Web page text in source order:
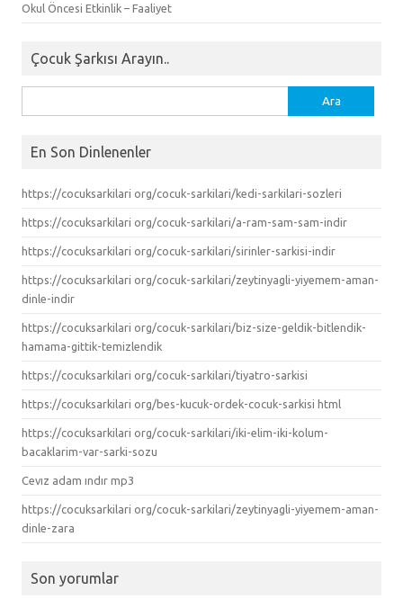
Okul Öncesi Etkinlik – Faaliyet
Çocuk Şarkısı Arayın..
En Son Dinlenenler
https://cocuksarkilari org/cocuk-sarkilari/kedi-sarkilari-sozleri
https://cocuksarkilari org/cocuk-sarkilari/a-ram-sam-sam-indir
https://cocuksarkilari org/cocuk-sarkilari/sirinler-sarkisi-indir
https://cocuksarkilari org/cocuk-sarkilari/zeytinyagli-yiyemem-aman-
dinle-indir
https://cocuksarkilari org/cocuk-sarkilari/biz-size-geldik-bitlendik-
hamama-gittik-temizlendik
https://cocuksarkilari org/cocuk-sarkilari/tiyatro-sarkisi
https://cocuksarkilari org/bes-kucuk-ordek-cocuk-sarkisi html
https://cocuksarkilari org/cocuk-sarkilari/iki-elim-iki-kolum-
bacaklarim-var-sarki-sozu
Cevız adam ındır mp3
https://cocuksarkilari org/cocuk-sarkilari/zeytinyagli-yiyemem-aman-
dinle-zara
Son yorumlar